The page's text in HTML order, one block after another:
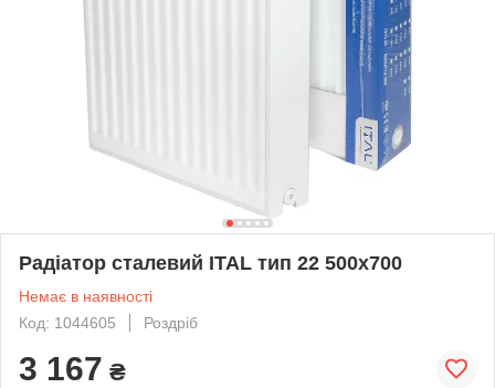
Радіатор сталевий ITAL тип 22 500x700
Немає в наявності
Код: 1044605
Роздріб
3 167 ₴